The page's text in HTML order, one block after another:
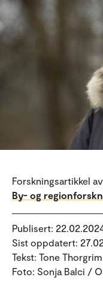
Forskningsartikkel
By- og
Publisert:
Sist oppdatert:
Tekst: Tone
Foto: Sonja Balci /